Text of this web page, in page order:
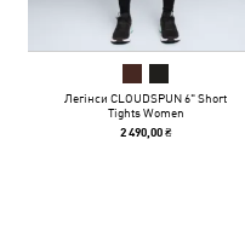
Легінси CLOUDSPUN 6" Short
Tights Women
2 490,00 ₴